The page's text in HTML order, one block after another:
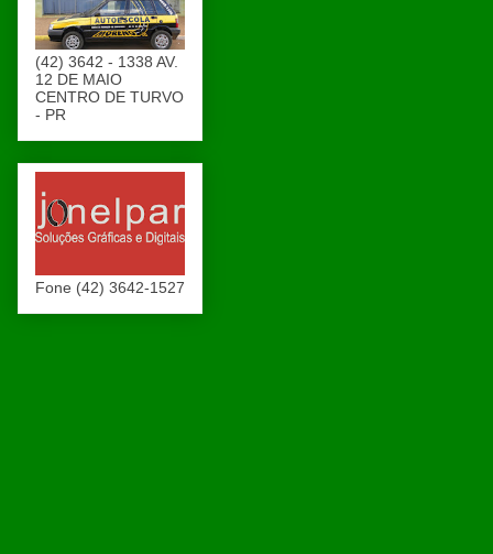
(42) 3642 - 1338 AV.
12 DE MAIO
CENTRO DE TURVO
- PR
Fone (42) 3642-1527